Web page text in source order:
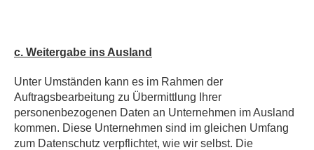
c. Weitergabe ins Ausland
Unter Umständen kann es im Rahmen der
Auftragsbearbeitung zu Übermittlung Ihrer
personenbezogenen Daten an Unternehmen im Ausland
kommen. Diese Unternehmen sind im gleichen Umfang
zum Datenschutz verpflichtet, wie wir selbst. Die